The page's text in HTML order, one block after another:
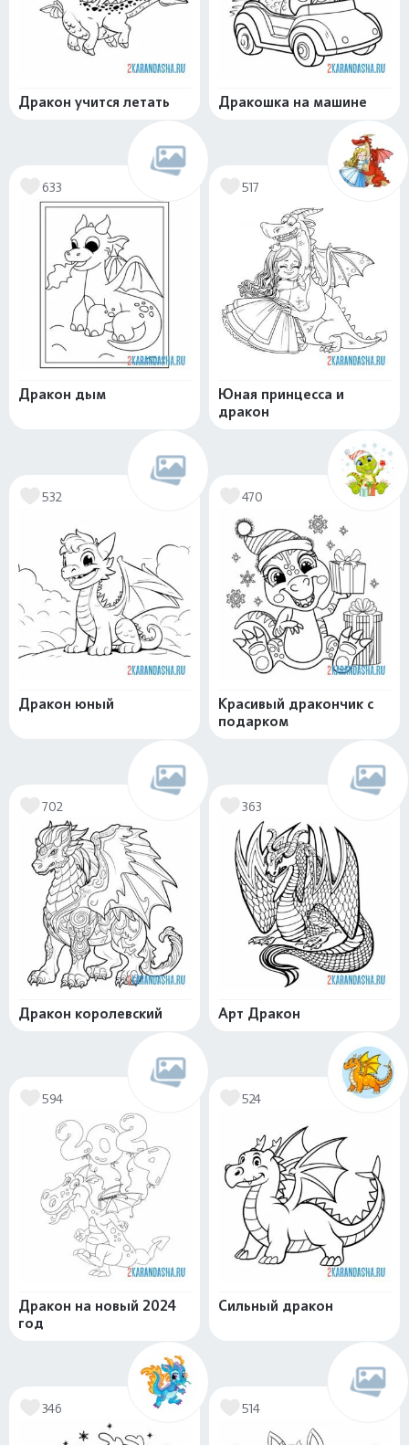
Дракон учится летать Дракошка на машине
633
Дракон дым
517
Юная принцесса и
дракон
532
Дракон юный
470
Красивый дракончик с
подарком
702
Дракон королевский
363
Арт Дракон
594
Дракон на новый 2024
год
524
Сильный дракон
346 514